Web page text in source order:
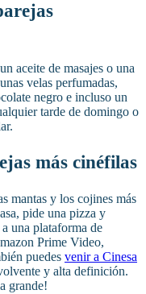
aceite de masajes o una
velas perfumadas,
negro e incluso un
tarde de domingo o
más cinéfilas
mantas y los cojines más
pide una pizza y
una plataforma de
Prime Video,
puedes venir a Cinesa
y alta definición.
grande!